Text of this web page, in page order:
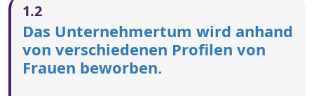
1.2
Das Unternehmertum wird anhand
von verschiedenen Profilen von
Frauen beworben.